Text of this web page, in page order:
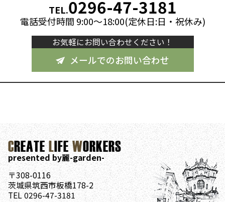
TEL.0296-47-3181
電話受付時間 9:00～18:00(定休日:日・祝休み)
お気軽にお問い合わせください！
メールでのお問い合わせ
CREATELIFEWORKERS
presented by麗-garden-
〒308-0116
茨城県筑西市板橋178-2
TEL 0296-47-3181